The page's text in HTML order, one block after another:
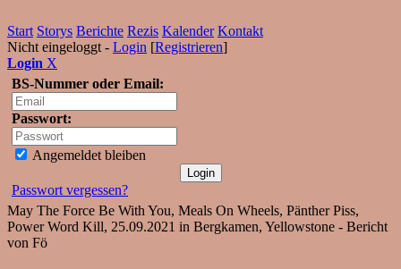
Start Storys Berichte Rezis Kalender Kontakt
Nicht eingeloggt - Login [Registrieren]
Login X
BS-Nummer oder Email:
Passwort:
Angemeldet bleiben
Passwort vergessen?
May The Force Be With You, Meals On Wheels, Pänther Piss,
Power Word Kill, 25.09.2021 in Bergkamen, Yellowstone - Bericht
von Fö